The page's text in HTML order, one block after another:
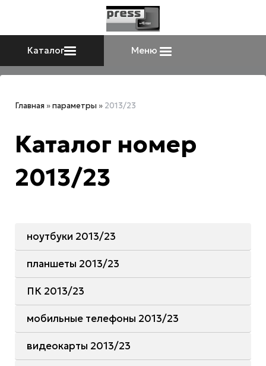
Каталог Меню
Главная »параметры » 2013/23
Каталог номер
2013/23
ноутбуки 2013/23
планшеты 2013/23
ПК 2013/23
мобильные телефоны 2013/23
видеокарты 2013/23